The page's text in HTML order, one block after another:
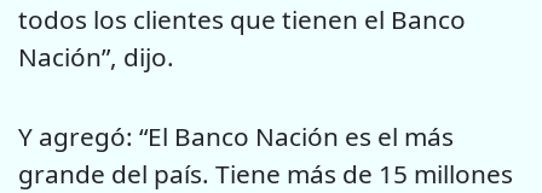
todos los clientes que tienen el Banco
Nación”, dijo.
Y agregó: “El Banco Nación es el más
grande del país. Tiene más de 15 millones